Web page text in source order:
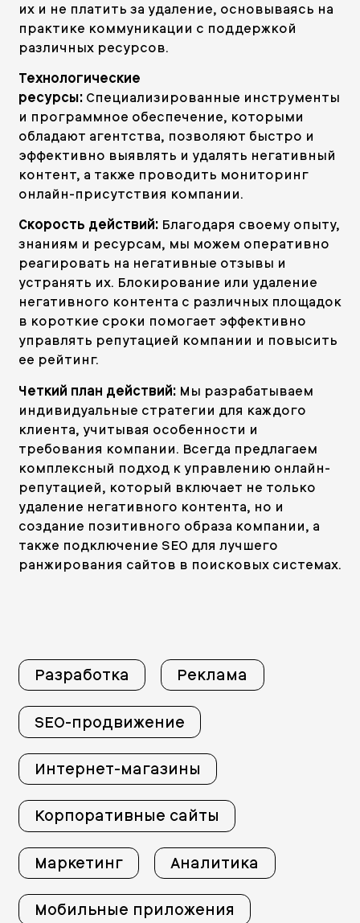
их и не платить за удаление, основываясь на
практике коммуникации с поддержкой
различных ресурсов.
Технологические
ресурсы: Специализированные инструменты
и программное обеспечение, которыми
обладают агентства, позволяют быстро и
эффективно выявлять и удалять негативный
контент, а также проводить мониторинг
онлайн-присутствия компании.
Скорость действий:Благодаря своему опыту,
знаниям и ресурсам, мы можем оперативно
реагировать на негативные отзывы и
устранять их. Блокирование или удаление
негативного контента с различных площадок
в короткие сроки помогает эффективно
управлять репутацией компании и повысить
ее рейтинг.
Четкий план действий: Мы разрабатываем
индивидуальные стратегии для каждого
клиента, учитывая особенности и
требования компании. Всегда предлагаем
комплексный подход к управлению онлайн-
репутацией, который включает не только
удаление негативного контента, но и
создание позитивного образа компании, а
также подключение SEO для лучшего
ранжирования сайтов в поисковых системах.
Разработка Реклама
SEO-продвижение
Интернет-магазины
Корпоративные сайты
Маркетинг Аналитика
Мобильные приложения